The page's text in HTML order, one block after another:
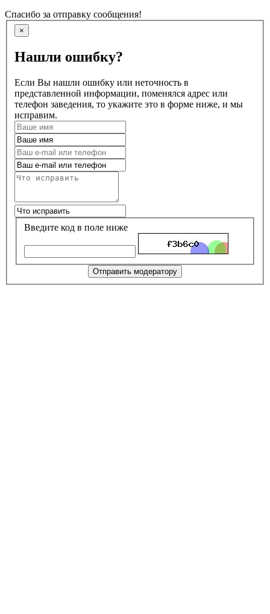
Спасибо за отправку сообщения!
×
Нашли ошибку?
Если Вы нашли ошибку или неточность в
представленной информации, поменялся адрес или
телефон заведения, то укажите это в форме ниже, и мы
исправим.
Введите код в поле ниже
Отправить модератору